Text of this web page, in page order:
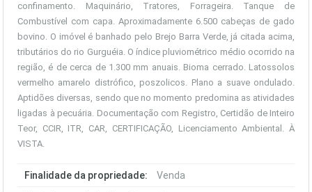
confinamento. Maquinário, Tratores, Forrageira. Tanque de
Combustível com capa. Aproximadamente 6.500 cabeças de gado
bovino. O imóvel é banhado pelo Brejo Barra Verde, já citada acima,
tributários do rio Gurguéia. O índice pluviométrico médio ocorrido na
região, é de cerca de 1.300 mm anuais. Bioma cerrado. Latossolos
vermelho amarelo distrófico, poszolicos. Plano a suave ondulado.
Aptidões diversas, sendo que no momento predomina as atividades
ligadas à pecuária. Documentação com Registro, Certidão de Inteiro
Teor, CCIR, ITR, CAR, CERTIFICAÇÃO, Licenciamento Ambiental. À
VISTA.
Finalidade da propriedade: Venda